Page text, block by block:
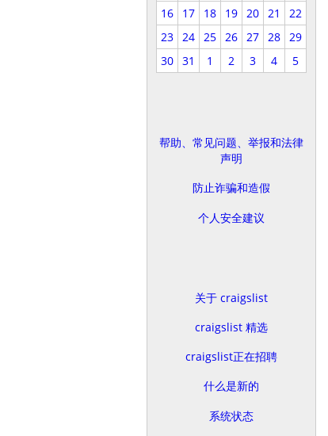
16
17 18 19 20 21
22
23
24 25 26 27 28
29
30
31 1 2 3 4 5
帮助、常见问题、举报和法律
声明
防止诈骗和造假
个人安全建议
关于 craigslist
craigslist 精选
craigslist正在招聘
什么是新的
系统状态